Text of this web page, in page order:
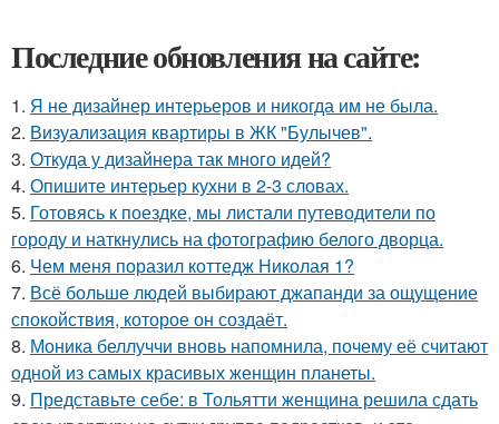
Последние обновления на сайте:
1. Я не дизайнер интерьеров и никогда им не была.
2. Визуализация квартиры в ЖК "Булычев".
3. Откуда у дизайнера так много идей?
4. Опишите интерьер кухни в 2-3 словах.
5. Готовясь к поездке, мы листали путеводители по
городу и наткнулись на фотографию белого дворца.
6. Чем меня поразил коттедж Николая 1?
7. Всё больше людей выбирают джапанди за ощущение
спокойствия, которое он создаёт.
8. Моника беллуччи вновь напомнила, почему её считают
одной из самых красивых женщин планеты.
9. Представьте себе: в Тольятти женщина решила сдать